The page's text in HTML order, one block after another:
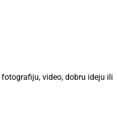
video, dobru ideju ili